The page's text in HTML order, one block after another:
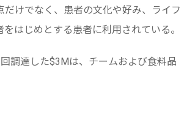
けでなく、患者の文化や好み、ライフ
はじめとする患者に利用されている。
調達した$3Mは、チームおよび食料品